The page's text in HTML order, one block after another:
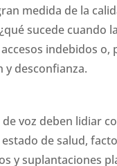
medida de la
sucede cuando
indebidos
desconfianza.
voz deben lidiar
de salud,
y suplantaciones